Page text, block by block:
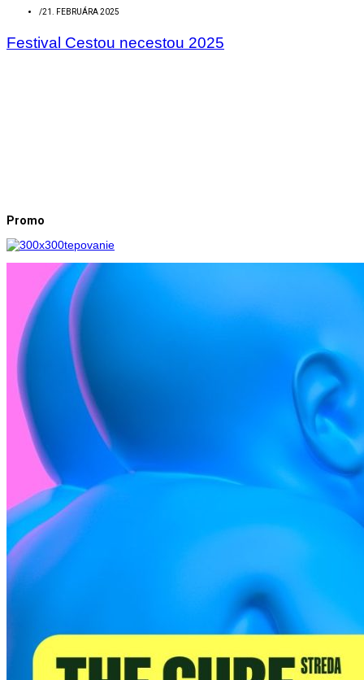
/21. FEBRUÁRA 2025
Festival Cestou necestou 2025
Promo